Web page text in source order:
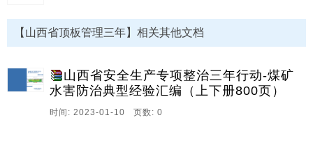
【山西省顶板管理三年】相关其他文档
山西省安全生产专项整治三年行动-煤矿
水害防治典型经验汇编（上下册800页）
时间: 2023-01-10 页数: 0